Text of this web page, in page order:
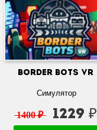
Border Bots VR
Симулятор
1400 ₽ 1229 ₽